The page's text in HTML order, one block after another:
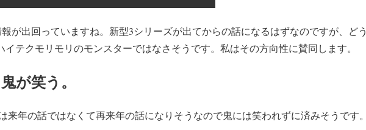
が出回っていますね。新型3シリーズが出てからの話になるはずなのですが、どう
テクモリモリのモンスターではなさそうです。私はその方向性に賛同します。
が笑う。
来年の話ではなくて再来年の話になりそうなので鬼には笑われずに済みそうです。